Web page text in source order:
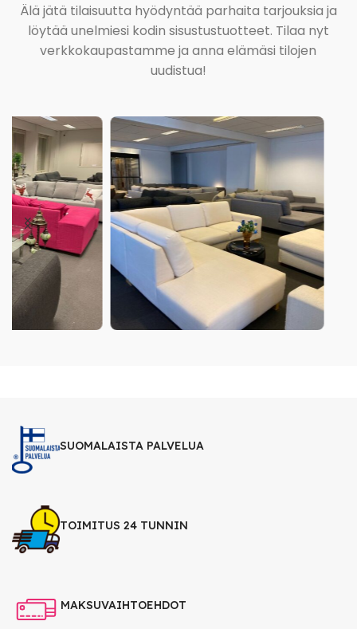
Älä jätä tilaisuutta hyödyntää parhaita tarjouksia ja
löytää unelmiesi kodin sisustustuotteet. Tilaa nyt
verkkokaupastamme ja anna elämäsi tilojen
uudistua!
SUOMALAISTA PALVELUA
TOIMITUS 24 TUNNIN
MAKSUVAIHTOEHDOT